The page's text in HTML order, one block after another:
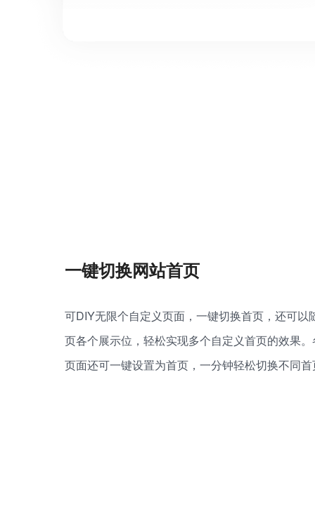
一键切换网站首页
可DIY无限个自定义页面，一键切换首页，还可以
页各个展示位，轻松实现多个自定义首页的效果
页面还可一键设置为首页，一分钟轻松切换不同首